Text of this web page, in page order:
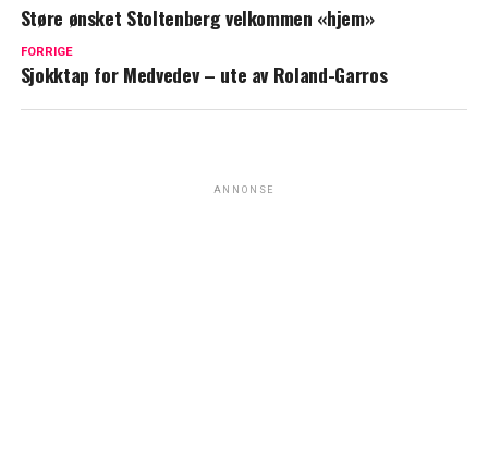
Støre ønsket Stoltenberg velkommen «hjem»
FORRIGE
Sjokktap for Medvedev – ute av Roland-Garros
ANNONSE